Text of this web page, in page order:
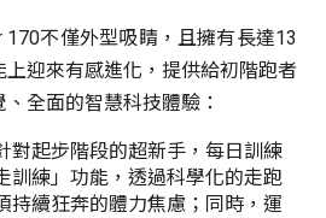
170不僅外型吸睛，且擁有長達13
迎來有感進化，提供給初階跑者
全面的智慧科技體驗：
對起步階段的超新手，每日訓練
訓練」功能，透過科學化的走跑
持續狂奔的體力焦慮；同時，運